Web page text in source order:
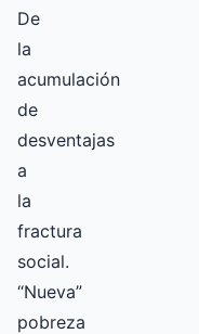
De
la
acumulación
de
desventajas
a
la
fractura
social.
“Nueva”
pobreza